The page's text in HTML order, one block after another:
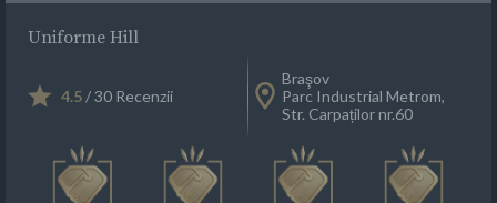
Uniforme Hill
4.5/ 30 Recenzii
Braşov
Parc Industrial Metrom,
Str. Carpaților nr.60